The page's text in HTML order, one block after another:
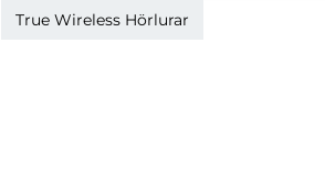
True Wireless Hörlurar